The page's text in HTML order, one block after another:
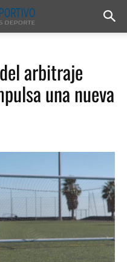
arbitraje
una nueva